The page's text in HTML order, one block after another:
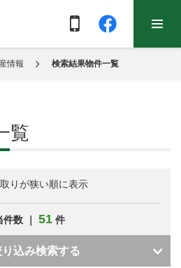
情報 検索結果物件一覧
覧
りが狭い順に表示
件数 ｜ 51 件
込み検索する